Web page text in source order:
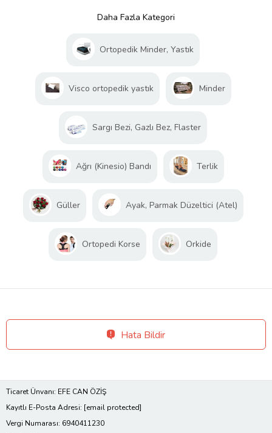
Daha Fazla Kategori
Ortopedik Minder, Yastık
Visco ortopedik yastık Minder
Sargı Bezi, Gazlı Bez, Flaster
Ağrı (Kinesio) Bandı Terlik
Güller Ayak, Parmak Düzeltici (Atel)
Ortopedi Korse Orkide
Hata Bildir
Ticaret Ünvanı: EFE CAN ÖZİŞ
Kayıtlı E-Posta Adresi: [email protected]
Vergi Numarası: 6940411230